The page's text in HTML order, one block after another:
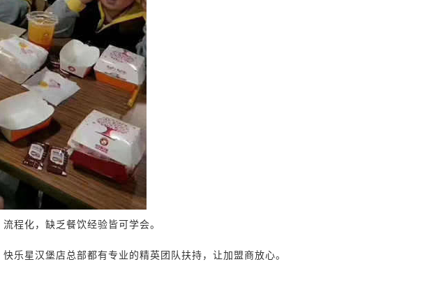
程化，缺乏餐饮经验皆可学会。
快乐星汉堡 店总部都有专业的精英团队扶持，让加盟商放心。